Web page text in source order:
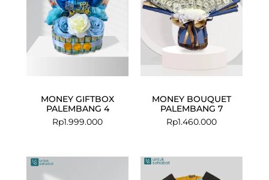
MONEY GIFTBOX
PALEMBANG 4
Rp1.999.000
MONEY BOUQUET
PALEMBANG 7
Rp1.460.000